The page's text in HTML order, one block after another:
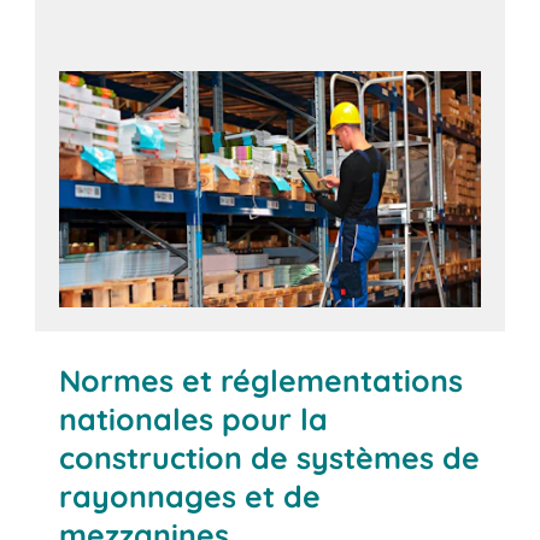
Normes et réglementations
nationales pour la
construction de systèmes de
rayonnages et de